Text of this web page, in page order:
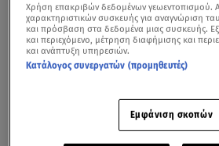
Χρήση επακριβών δεδομένων γεωεντοπισμού.
χαρακτηριστικών συσκευής για αναγνώριση
και πρόσβαση στα δεδομένα μιας συσκευής.
και περιεχόμενο, μέτρηση διαφήμισης και
και ανάπτυξη υπηρεσιών.
Κατάλογος συνεργατών (προμηθευτές)
Εμφάνιση σκοπών